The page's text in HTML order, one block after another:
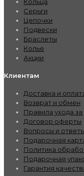
Серьги
Цепочки
Подвески
Браслеты
Колье
Акции
Клиентам
Доставка и
Возврат и обмен
Правила ухода
Договор оферты
Вопросы и
Подарочная
Политика
Подарочная
Гарантия